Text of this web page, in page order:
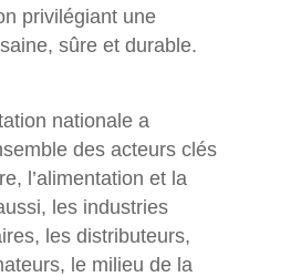
privilégiant une
sûre et durable.
nationale a
des acteurs clés
l’alimentation et la
les industries
les distributeurs,
le milieu de la